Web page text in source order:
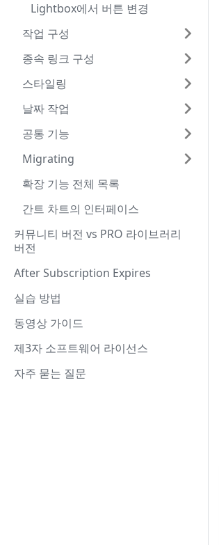
Lightbox에서 버튼 변경
작업 구성
종속 링크 구성
스타일링
날짜 작업
공통 기능
Migrating
확장 기능 전체 목록
간트 차트의 인터페이스
커뮤니티 버전 vs PRO 라이브러리
버전
After Subscription Expires
실습 방법
동영상 가이드
제3자 소프트웨어 라이선스
자주 묻는 질문